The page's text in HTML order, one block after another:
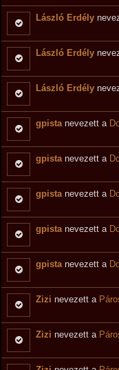
László Erdély
László Erdély
László Erdély
gpistanevezett a
gpistanevezett a
gpistanevezett a
gpistanevezett a
gpistanevezett a
Zizi nevezett a
Zizi nevezett a